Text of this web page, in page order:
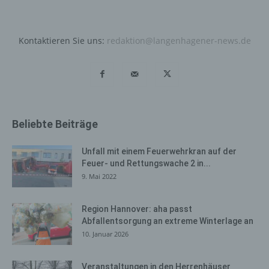
Kontaktieren Sie uns: redaktion@langenhagener-news.de
Beliebte Beiträge
Unfall mit einem Feuerwehrkran auf der
Feuer- und Rettungswache 2 in...
9. Mai 2022
Region Hannover: aha passt
Abfallentsorgung an extreme Winterlage an
10. Januar 2026
Veranstaltungen in den Herrenhäuser
zur Absicherung des für die Verarbeitung
Daten an Dritte erfolgt grundsätzlich nicht, sofern keine
freiwilliger Angabe personenbezogener Daten dient dem
betroffenen Person Inhalte oder Leistungen anzubieten,
die aufgrund der Natur der Sache nur registrierten
Registrierung angegebenen personenbezogenen Daten
jederzeit abzuändern oder vollständig aus dem
Datenbestand des für die Verarbeitung Verantwortlichen